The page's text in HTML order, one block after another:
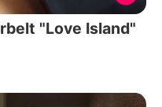
"Love Island"